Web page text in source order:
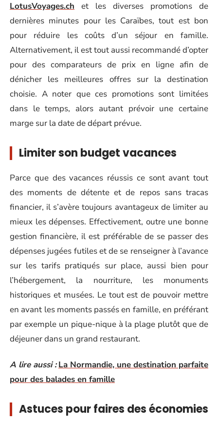
LotusVoyages.ch et les diverses promotions de
dernières minutes pour les Caraïbes, tout est bon
pour réduire les coûts d’un séjour en famille.
Alternativement, il est tout aussi recommandé d’opter
pour des comparateurs de prix en ligne afin de
dénicher les meilleures offres sur la destination
choisie. A noter que ces promotions sont limitées
dans le temps, alors autant prévoir une certaine
marge sur la date de départ prévue.
Limiter son budget vacances
Parce que des vacances réussis ce sont avant tout
des moments de détente et de repos sans tracas
financier, il s’avère toujours avantageux de limiter au
mieux les dépenses. Effectivement, outre une bonne
gestion financière, il est préférable de se passer des
dépenses jugées futiles et de se renseigner à l’avance
sur les tarifs pratiqués sur place, aussi bien pour
l’hébergement, la nourriture, les monuments
historiques et musées. Le tout est de pouvoir mettre
en avant les moments passés en famille, en préférant
par exemple un pique-nique à la plage plutôt que de
déjeuner dans un grand restaurant.
A lire aussi : La Normandie, une destination parfaite
pour des balades en famille
Astuces pour faires des économies